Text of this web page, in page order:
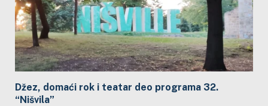
Džez, domaći rok i teatar deo programa 32.
“Nišvila”